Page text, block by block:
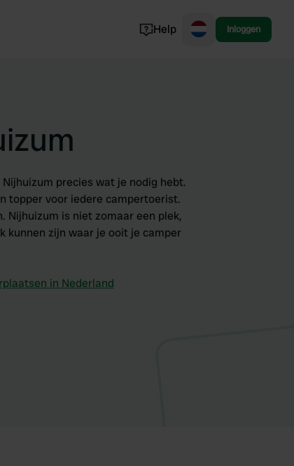
Help Inloggen
precies wat je nodig hebt.
topper voor iedere campertoerist.
is niet zomaar een plek,
kunnen zijn waar je ooit je camper
in Nederland